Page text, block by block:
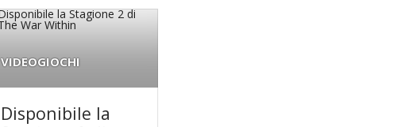
VIDEOGIOCHI
Disponibile la